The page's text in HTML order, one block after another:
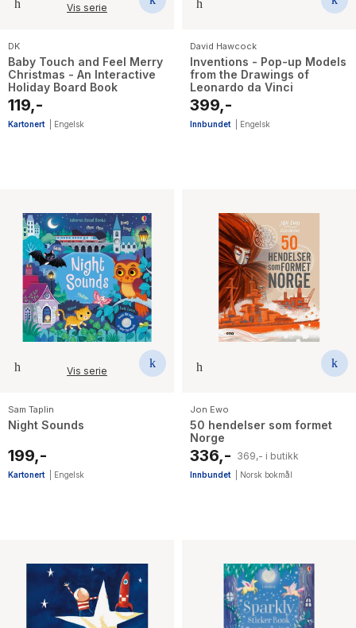
Vis serie
DK
Baby Touch and Feel Merry
Christmas - An Interactive
Holiday Board Book
119,-
Kartonert Engelsk
David Hawcock
Inventions - Pop-up Models
from the Drawings of
Leonardo da Vinci
399,-
Innbundet Engelsk
Vis serie
Sam Taplin
Night Sounds
199,-
Kartonert Engelsk
Jon Ewo
50 hendelser som formet
Norge
336,- 369,- i butikk
Innbundet Norsk bokmål